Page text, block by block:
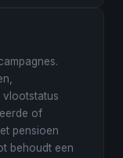
vlootstatus
of
pensioen
behoudt een